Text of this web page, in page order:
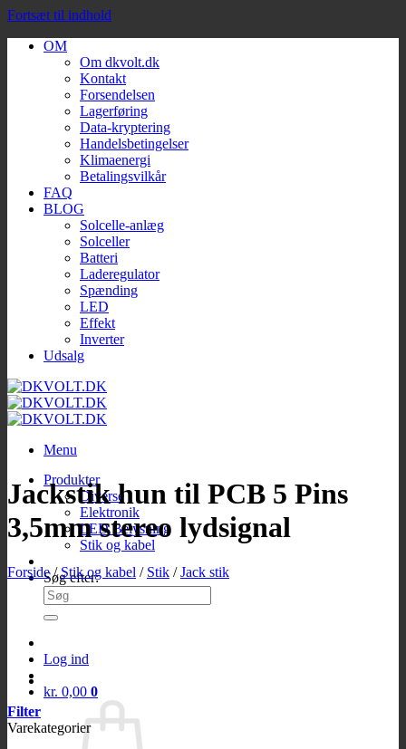
Fortsæt til indhold
OM
Om dkvolt.dk
Kontakt
Forsendelsen
Lagerføring
Data-kryptering
Handelsbetingelser
Klimaenergi
Betalingsvilkår
FAQ
BLOG
Solcelle-anlæg
Solceller
Batteri
Laderegulator
Spænding
LED
Effekt
Inverter
Udsalg
Menu
Produkter
Diverse
Elektronik
LED Belysning
Stik og kabel
Søg efter:
Log ind
kr. 0,00 0
Jackstik hun til PCB 5 Pins
3,5mm stereo lydsignal
Forside / Stik og kabel / Stik / Jack stik
Filter
Varekategorier